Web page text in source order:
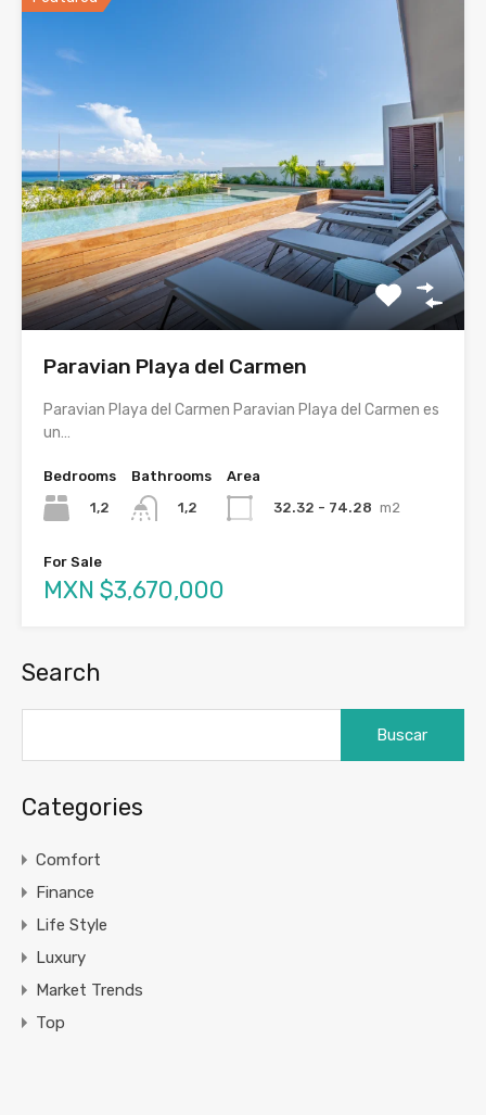
Paravian Playa del Carmen
Paravian Playa del Carmen Paravian Playa del Carmen es
un…
Bedrooms
1,2
Bathrooms
1,2
Area
32.32 - 74.28 m2
For Sale
MXN $3,670,000
Search
Categories
Comfort
Finance
Life Style
Luxury
Market Trends
Top